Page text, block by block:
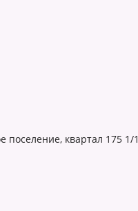
поселение, квартал 175 1/1